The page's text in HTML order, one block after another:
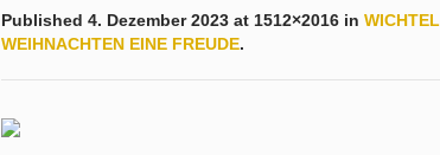
Published 4. Dezember 2023 at 1512×2016 in
WEIHNACHTEN EINE FREUDE.